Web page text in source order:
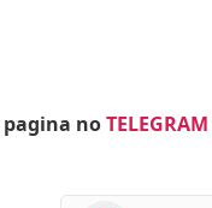
pagina noTELEGRAM